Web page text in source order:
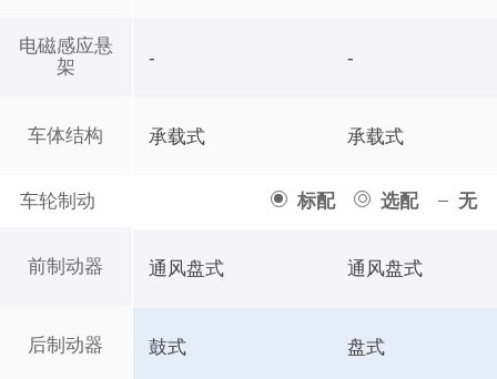
电磁感应悬
架
车体结构
车轮制动 标配 选配 无
前制动器
后制动器
- -
承载式 承载式
通风盘式 通风盘式
鼓式 盘式